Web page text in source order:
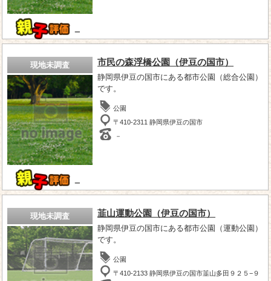
－
現地未調査
－
市民の森浮橋公園（伊豆の国市）
静岡県伊豆の国市にある都市公園（総合公園）
です。
公園
〒410-2311 静岡県伊豆の国市
－
現地未調査 韮山運動公園（伊豆の国市）
静岡県伊豆の国市にある都市公園（運動公園）
です。
公園
〒410-2133 静岡県伊豆の国市韮山多田９２５−９